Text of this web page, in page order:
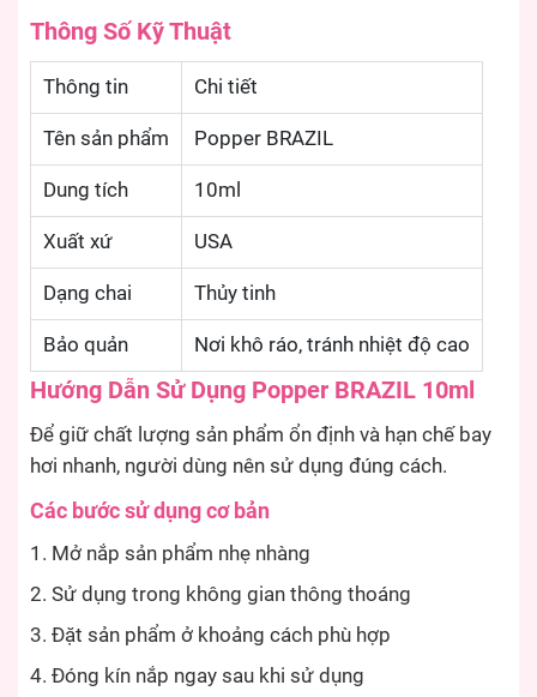
Thông Số Kỹ Thuật
Thông tin Chi tiết
Tên sản phẩm Popper BRAZIL
Dung tích 10ml
Xuất xứ USA
Dạng chai Thủy tinh
Bảo quản Nơi khô ráo, tránh nhiệt độ cao
Hướng Dẫn Sử Dụng Popper BRAZIL 10ml
Để giữ chất lượng sản phẩm ổn định và hạn chế bay
hơi nhanh, người dùng nên sử dụng đúng cách.
Các bước sử dụng cơ bản
Mở nắp sản phẩm nhẹ nhàng
Sử dụng trong không gian thông thoáng
Đặt sản phẩm ở khoảng cách phù hợp
Đóng kín nắp ngay sau khi sử dụng